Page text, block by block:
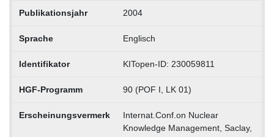
Publikationsjahr 2004
Sprache Englisch
Identifikator KITopen-ID: 230059811
HGF-Programm 90 (POF I, LK 01)
Erscheinungsvermerk
Internat.Conf.on Nuclear
Knowledge Management, Saclay,